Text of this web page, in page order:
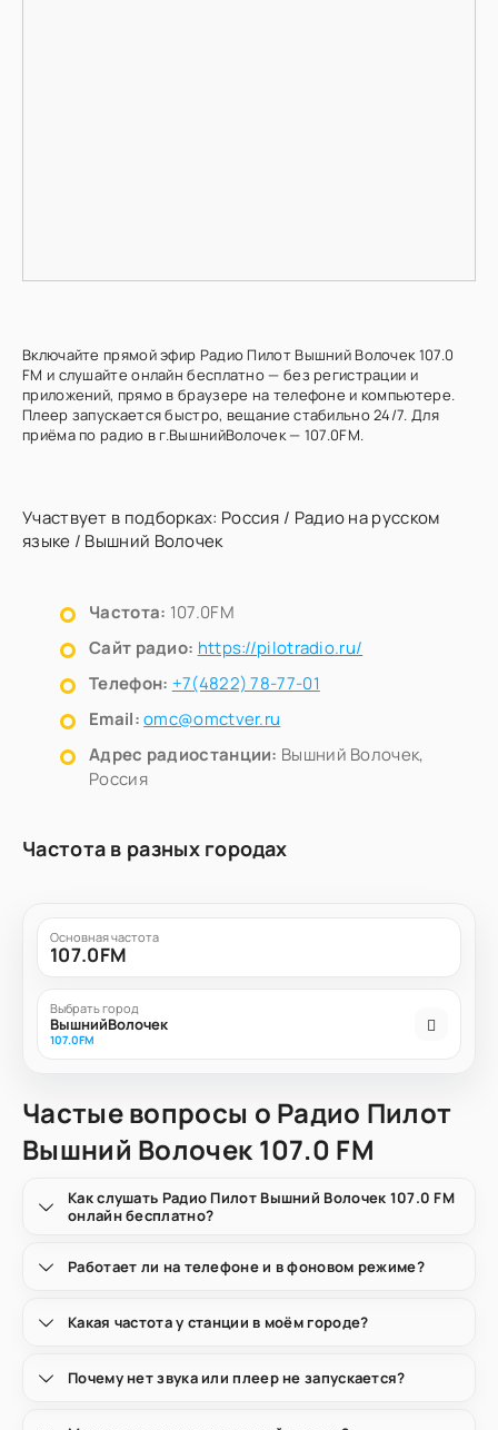
Включайте прямой эфир Радио Пилот Вышний Волочек 107.0
FM и слушайте онлайн бесплатно — без регистрации и
приложений, прямо в браузере на телефоне и компьютере.
Плеер запускается быстро, вещание стабильно 24/7. Для
приёма по радио в г.ВышнийВолочек — 107.0FM.
Участвует в подборках: Россия / Радио на русском
языке / Вышний Волочек
Частота: 107.0FM
Сайт радио: https://pilotradio.ru/
Телефон: +7(4822) 78-77-01
Email:omc@omctver.ru
Адрес радиостанции: Вышний Волочек,
Россия
Частота в разных городах
Основная частота
107.0FM
Выбрать город
ВышнийВолочек
107.0FM
Частые вопросы о Радио Пилот
Вышний Волочек 107.0 FM
Как слушать Радио Пилот Вышний Волочек 107.0 FM
онлайн бесплатно?
Работает ли на телефоне и в фоновом режиме?
Какая частота у станции в моём городе?
Почему нет звука или плеер не запускается?